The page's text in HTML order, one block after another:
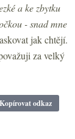
a ke zbytku
- snad mne
jak chtějí.
za velký
Kopírovat odkaz